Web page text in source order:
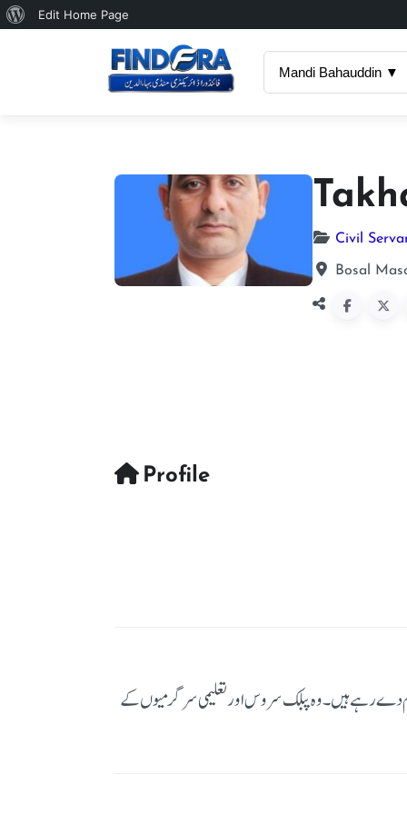
About
Edit Home Page
Mandi Bahauddin ▼
Civil
Bosal
Profile
دے رہے ہیں۔ وہ پبلک سروس اور تعلیمی سرگرمیوں کے